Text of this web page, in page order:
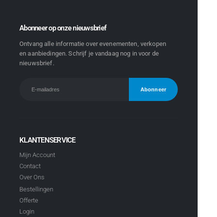
Abonneer op onze nieuwsbrief
Ontvang alle informatie over evenementen, verkopen
en aanbiedingen. Schrijf je vandaag nog in voor de
nieuwsbrief.
KLANTENSERVICE
Mijn Account
Contact
Over Ons
Bestellingen
Offerte
Login